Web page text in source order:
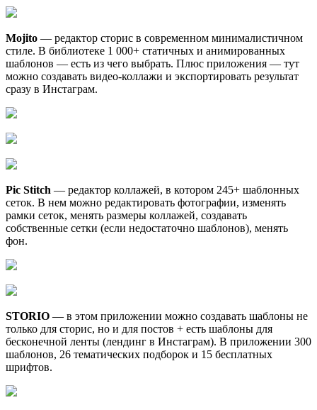
Mojito — редактор сторис в современном минималистичном
стиле. В библиотеке 1 000+ статичных и анимированных
шаблонов — есть из чего выбрать. Плюс приложения — тут
можно создавать видео-коллажи и экспортировать результат
сразу в Инстаграм.
Pic Stitch — редактор коллажей, в котором 245+ шаблонных
сеток. В нем можно редактировать фотографии, изменять
рамки сеток, менять размеры коллажей, создавать
собственные сетки (если недостаточно шаблонов), менять
фон.
STORIO — в этом приложении можно создавать шаблоны не
только для сторис, но и для постов + есть шаблоны для
бесконечной ленты (лендинг в Инстаграм). В приложении 300
шаблонов, 26 тематических подборок и 15 бесплатных
шрифтов.